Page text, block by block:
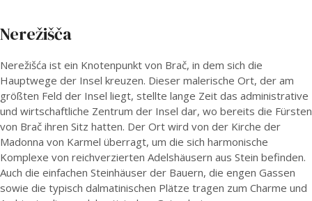
Nerežišča
Nerežišća ist ein Knotenpunkt von Brač, in dem sich die
Hauptwege der Insel kreuzen. Dieser malerische Ort, der am
größten Feld der Insel liegt, stellte lange Zeit das administrative
und wirtschaftliche Zentrum der Insel dar, wo bereits die Fürsten
von Brač ihren Sitz hatten. Der Ort wird von der Kirche der
Madonna von Karmel überragt, um die sich harmonische
Komplexe von reichverzierten Adelshäusern aus Stein befinden.
Auch die einfachen Steinhäuser der Bauern, die engen Gassen
sowie die typisch dalmatinischen Plätze tragen zum Charme und